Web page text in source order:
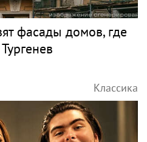
Геленджике
в России и